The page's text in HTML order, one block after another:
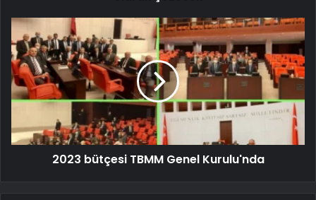
2023 bütçesi TBMM Genel Kurulu'nda